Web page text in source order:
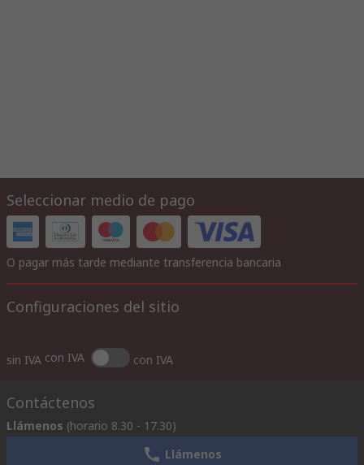
Seleccionar medio de pago
O pagar más tarde mediante transferencia bancaria
Configuraciones del sitio
sin IVA con IVA con IVA
Contáctenos
Llámenos (horario 8.30 - 17.30)
Llámenos